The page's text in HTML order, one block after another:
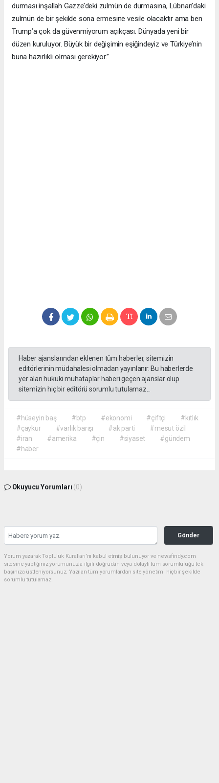
durması inşallah Gazze’deki zulmün de durmasına, Lübnan’daki
zulmün de bir şekilde sona ermesine vesile olacaktır ama ben
Trump’a çok da güvenmiyorum açıkçası. Dünyada yeni bir
düzen kuruluyor. Büyük bir değişimin eşiğindeyiz ve Türkiye’nin
buna hazırlıklı olması gerekiyor.”
Haber ajanslarından eklenen tüm haberler, sitemizin
editörlerinin müdahalesi olmadan yayınlanır. Bu haberlerde
yer alan hukuki muhataplar haberi geçen ajanslar olup
sitemizin hiç bir editörü sorumlu tutulamaz...
#hüseyin baş #btp #ekonomi #çiftçi
#kıtlık
#çaykur
#varlık barışı #ak parti
#mesut özil
#iran
#amerika #çin #siyaset
#gündem
#haber
Okuyucu Yorumları (0)
Gönder
Yorum yazarak Topluluk Kuralları’nı kabul etmiş bulunuyor ve newsfindy.com
sitesine yaptığınız yorumunuzla ilgili doğrudan veya dolaylı tüm sorumluluğu tek
başınıza üstleniyorsunuz. Yazılan tüm yorumlardan site yönetimi hiçbir şekilde
sorumlu tutulamaz.